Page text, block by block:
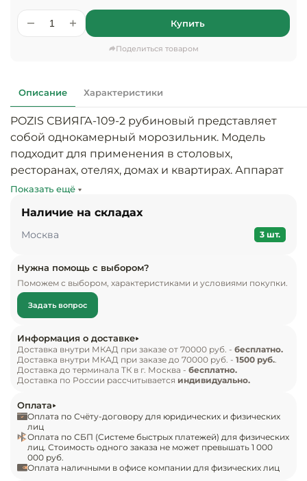
фастфуда
Кухонный
Нейтральное
Оснащение
Оснащение
бытового
Купить
Поделиться товаром
Описание Характеристики
POZIS СВИЯГА-109-2 рубиновый представляет
собой однокамерный морозильник. Модель
подходит для применения в столовых,
ресторанах, отелях, домах и квартирах. Аппарат
предназначен для организации заморозки и
Внутри для раскладки предусмотрено 3
отделения.
Комплект поставки:
морозильник POZIS СВИЯГА-106-2 рубиновый.
Особенности:
установлен один компрессор;
объем камеры – 130 л, полезный объем 94 л;
мощность замораживания составляет 9 кг в
сутки;
используется ручная система оттаивания;
присутствует режим суперзаморозки;
корзины в выдвинутом состоянии фиксируются
в положении на половину глубины;
аппарат относится к классу
Показать ещё
Наличие на складах
Москва 3 шт.
Нужна помощь с выбором?
Поможем с выбором, характеристиками и условиями покупки.
Задать вопрос
Информация о доставке
Доставка внутри МКАД при заказе от 70000 руб. - бесплатно.
Доставка внутри МКАД при заказе до 70000 руб. - 1500 руб..
Доставка до терминала ТК в г. Москва - бесплатно.
Доставка по России рассчитывается индивидуально.
Оплата
Оплата по Счёту-договору для юридических и физических
лиц
Оплата по СБП (Системе быстрых платежей) для физических
лиц. Стоимость одного заказа не может превышать 1 000
000 руб.
Оплата наличными в офисе компании для физических лиц